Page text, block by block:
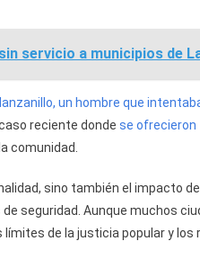
servicio a municipios de
un hombre que
reciente donde se ofrecieron
comunidad.
sino también el impacto
seguridad. Aunque muchos
de la justicia popular y los